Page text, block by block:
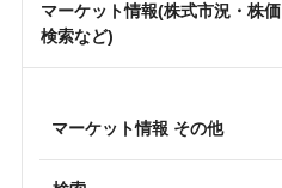
マーケット情報(株式市況・株価
検索など)
マーケット情報 その他